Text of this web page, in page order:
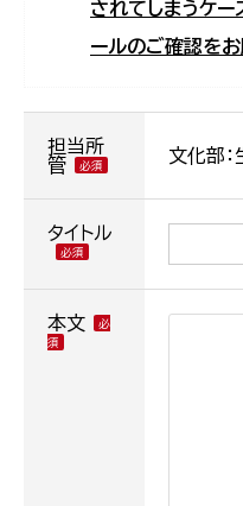
されてしまうケー
ールのご確認をお
担当所
管
文化部
タイトル
本文